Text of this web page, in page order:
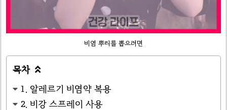
비염 뿌리를 뽑으려면
목차 
1. 알레르기 비염약 복용
2. 비강 스프레이 사용